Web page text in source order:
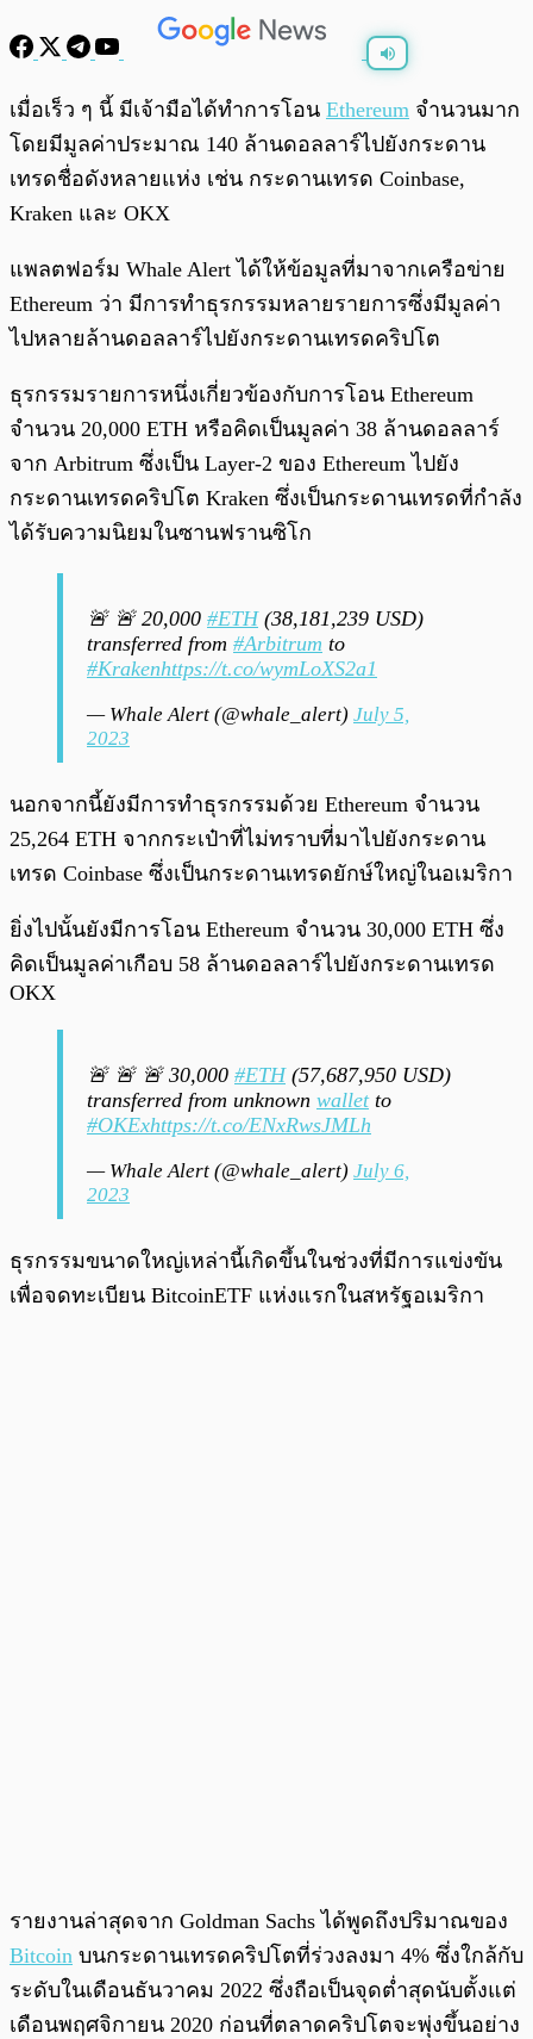
พร้อมเล่น 0:00
เมื่อเร็ว ๆ นี้ มีเจ้ามือได้ทำการโอน Ethereum จำนวนมาก
โดยมีมูลค่าประมาณ 140 ล้านดอลลาร์ไปยังกระดาน
เทรดชื่อดังหลายแห่ง เช่น กระดานเทรด Coinbase,
Kraken และ OKX
แพลตฟอร์ม Whale Alert ได้ให้ข้อมูลที่มาจากเครือข่าย
Ethereum ว่า มีการทำธุรกรรมหลายรายการซึ่งมีมูลค่า
ไปหลายล้านดอลลาร์ไปยังกระดานเทรดคริปโต
ธุรกรรมรายการหนึ่งเกี่ยวข้องกับการโอน Ethereum
จำนวน 20,000 ETH หรือคิดเป็นมูลค่า 38 ล้านดอลลาร์
จาก Arbitrum ซึ่งเป็น Layer-2 ของ Ethereum ไปยัง
กระดานเทรดคริปโต Kraken ซึ่งเป็นกระดานเทรดที่กำลัง
ได้รับความนิยมในซานฟรานซิโก
🚨 🚨 20,000 #ETH(38,181,239 USD)
transferred from #Arbitrum to
#Krakenhttps://t.co/wymLoXS2a1
— Whale Alert (@whale_alert) July 5,
2023
นอกจากนี้ยังมีการทำธุรกรรมด้วย Ethereum จำนวน
25,264 ETH จากกระเป๋าที่ไม่ทราบที่มาไปยังกระดาน
เทรด Coinbase ซึ่งเป็นกระดานเทรดยักษ์ใหญ่ในอเมริกา
ยิ่งไปนั้นยังมีการโอน Ethereum จำนวน 30,000 ETH ซึ่ง
คิดเป็นมูลค่าเกือบ 58 ล้านดอลลาร์ไปยังกระดานเทรด
OKX
🚨 🚨 🚨 30,000 #ETH(57,687,950 USD)
transferred from unknown walletto
#OKExhttps://t.co/ENxRwsJMLh
— Whale Alert (@whale_alert) July 6,
2023
ธุรกรรมขนาดใหญ่เหล่านี้เกิดขึ้นในช่วงที่มีการแข่งขัน
เพื่อจดทะเบียน BitcoinETF แห่งแรกในสหรัฐอเมริกา
รายงานล่าสุดจาก Goldman Sachs ได้พูดถึงปริมาณของ
Bitcoin บนกระดานเทรดคริปโตที่ร่วงลงมา 4% ซึ่งใกล้กับ
ระดับในเดือนธันวาคม 2022 ซึ่งถือเป็นจุดต่ำสุดนับตั้งแต่
เดือนพฤศจิกายน 2020 ก่อนที่ตลาดคริปโตจะพุ่งขึ้นอย่าง